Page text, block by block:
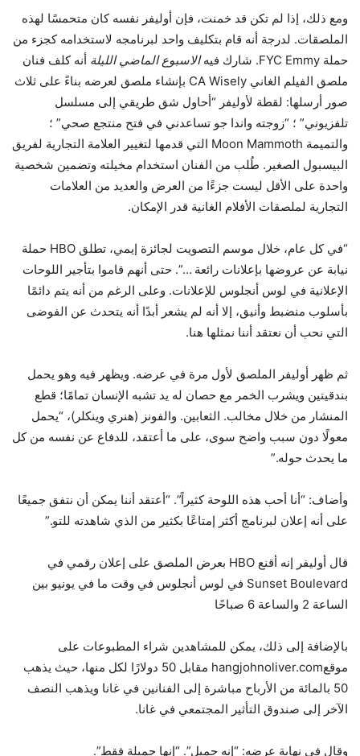
ومع ذلك، إذا لم تكن قد خمنت، فإن أوليفر نفسه كان متحمسًا لهذه
الملصقات. لدرجة أنه قام بتكليف واحد لبرنامجه لاستخدامه كجزء من
حملة FYC Emmy. شارك فيه
الاسبوع الماضي الليلة أنه كلف فنان
ملصق الفيلم الغاني CA Wisely بإنشاء ملصق لعرضه بناءً على ثلاث
صور أرسلها: لقطة لأوليفر “أحاول شق طريقي إلى مسلسل
تلفزيوني” ؛ “زوجته واندا جو تساعدني في فتح منتجع صحي” ؛
والتميمة Moon Mammoth التي قدمها لتغيير العلامة التجارية لفريق
البيسبول الصغير. طُلب من الفنان استخدام مخيلته وتضمين شخصية
واحدة على الأقل ليست جزءًا من العرض والعديد من العلامات
التجارية لملصقات الأفلام الغانية قدر الإمكان.
“في كل عام، خلال موسم التصويت لجائزة إيمي، تطلق HBO حملة
نيابة عن عروضها بإعلانات رائعة …”. حتى أنهم قاموا بتأجير اللوحات
الإعلانية في لوس أنجلوس للإعلانات. وعلى الرغم من أنه يتم دائمًا
بأسلوب منضبط وأنيق، إلا أنه لم يشعر أبدًا أنه يتحدث عن الفوضى
التي نحب أن نعتقد أننا نمثلها هنا.
ثم ظهر أوليفر الملصق لأول مرة في عرضه. ويظهر فيه وهو يحمل
بندقيتين ويشرب الخمر مع حصان له يد تشبه الإنسان تمامًا؛ قطع
المنشار من خلال مخالب. الثعابين. والفونز (هنري وينكلر)، “يحمل
معولًا دون سبب واضح سوى، على ما أعتقد، للدفاع عن نفسه من كل
ما يحدث حوله.”
وأضاف: “أنا أحب هذه اللوحة كثيراً”. “أعتقد أننا يمكن أن نتفق جميعًا
على أنه إعلان لبرنامج أكثر إمتاعًا بكثير من الذي شاهدته للتو.”
قال أوليفر إنه أقنع HBO بعرض الملصق على إعلان رقمي في
Sunset Boulevard في لوس أنجلوس في وقت ما في يونيو بين
الساعة 2 والساعة 6 صباحًا
بالإضافة إلى ذلك، يمكن للمشاهدين شراء المطبوعات على
موقعhangjohnoliver.com مقابل 50 دولارًا لكل منها، حيث يذهب
50 بالمائة من الأرباح مباشرة إلى الفنانين في غانا ويذهب النصف
الآخر إلى صندوق التأثير المجتمعي في غانا.
وقال في نهاية عرضه: “إنه جميل”. “إنها جميلة فقط”.